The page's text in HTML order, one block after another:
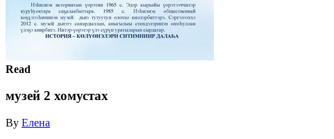
Read
музей 2 хомустах
By Елена